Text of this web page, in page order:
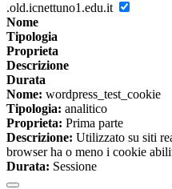
.old.icnettuno1.edu.it
Nome
Tipologia
Proprieta
Descrizione
Durata
Nome: wordpress_test_cookie
Tipologia: analitico
Proprieta: Prima parte
Descrizione: Utilizzato su siti
browser ha o meno i cookie
Durata: Sessione